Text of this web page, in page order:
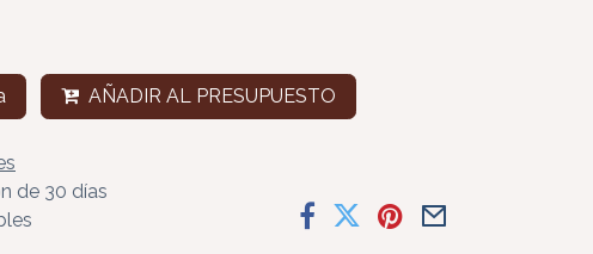
AÑADIR AL PRESUPUESTO
de 30 días